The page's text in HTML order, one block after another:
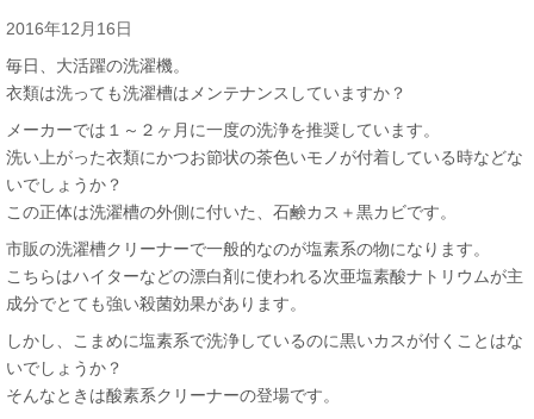
2016年12月16日
毎日、大活躍の洗濯機。
衣類は洗っても洗濯槽はメンテナンスしていますか？
メーカーでは１～２ヶ月に一度の洗浄を推奨しています。
洗い上がった衣類にかつお節状の茶色いモノが付着している時などな
いでしょうか？
この正体は洗濯槽の外側に付いた、石鹸カス＋黒カビです。
市販の洗濯槽クリーナーで一般的なのが塩素系の物になります。
こちらはハイターなどの漂白剤に使われる次亜塩素酸ナトリウムが主
成分でとても強い殺菌効果があります。
しかし、こまめに塩素系で洗浄しているのに黒いカスが付くことはな
いでしょうか？
そんなときは酸素系クリーナーの登場です。